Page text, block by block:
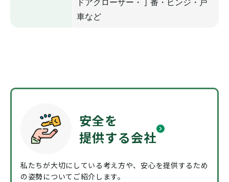
ドアクローザー・丁番・ヒンジ・戸
車など
安全を
提供する会社
私たちが大切にしている考え方や、安心を提供するため
の姿勢についてご紹介します。